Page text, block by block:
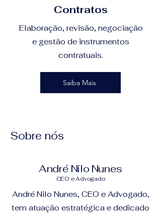
Contratos
Elaboração, revisão, negociação
e gestão de instrumentos
contratuais.
Saiba Mais
Sobre nós
André Nilo Nunes
CEO e Advogado
André Nilo Nunes, CEO e Advogado,
tem atuação estratégica e dedicado